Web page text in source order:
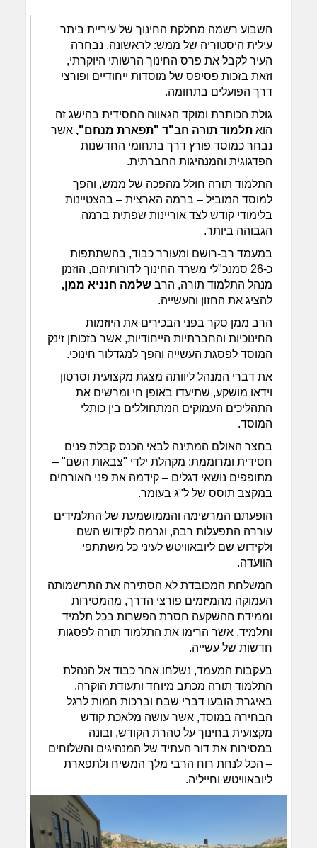
השבוע רשמה מחלקת החינוך של עיריית ביתר
עילית היסטוריה של ממש: לראשונה, נבחרה
העיר לקבל את פרס החינוך הרשותי היוקרתי,
וזאת בזכות פסיפס של מוסדות ייחודיים ופורצי
דרך הפועלים בתחומה.
גולת הכותרת ומוקד הגאווה החסידית בהישג זה
הוא תלמוד תורה חב"ד "תפארת מנחם", אשר
נבחר כמוסד פורץ דרך בתחומי החדשנות
הפדגוגית והמנהיגות החברתית.
התלמוד תורה חולל מהפכה של ממש, והפך
למוסד המוביל – ברמה הארצית – בהצטיינות
בלימודי קודש לצד אוריינות שפתית ברמה
הגבוהה ביותר.
במעמד רב-רושם ומעורר כבוד, בהשתתפות
כ-26 סמנכ"לי משרד החינוך לדורותיהם, הוזמן
מנהל התלמוד תורה, הרב שלמה חנניא ממן,
להציג את החזון והעשייה.
הרב ממן סקר בפני הבכירים את היוזמות
החינוכיות והחברתיות הייחודיות, אשר בזכותן זינק
המוסד לפסגת העשייה והפך למגדלור חינוכי.
את דברי המנהל ליוותה מצגת מקצועית וסרטון
וידאו מושקע, שתיעדו באופן חי ומרשים את
התהליכים העמוקים המתחוללים בין כותלי
המוסד.
בחצר האולם המתינה לבאי הכנס קבלת פנים
חסידית ומרוממת: מקהלת ילדי "צבאות השם" –
מתופפים נושאי דגלים – קידמה את פני האורחים
במקצב תוסס של ל"ג בעומר.
הופעתם המרשימה והממושמעת של התלמידים
עוררה התפעלות רבה, וגרמה לקידוש השם
ולקידוש שם ליובאוויטש לעיני כל משתתפי
הוועדה.
המשלחת המכובדת לא הסתירה את התרשמותה
העמוקה מהמיזמים פורצי הדרך, מהמסירות
וממידת ההשקעה חסרת הפשרות בכל תלמיד
ותלמיד, אשר הרימו את התלמוד תורה לפסגות
חדשות של עשייה.
בעקבות המעמד, נשלחו אחר כבוד אל הנהלת
התלמוד תורה מכתב מיוחד ותעודת הוקרה.
באיגרת הובעו דברי שבח וברכות חמות לרגל
הבחירה במוסד, אשר עושה מלאכת קודש
מקצועית בחינוך על טהרת הקודש, ובונה
במסירות את דור העתיד של המנהיגים והשלוחים
– הכל לנחת רוח הרבי מלך המשיח ולתפארת
ליובאוויטש וחייליה.